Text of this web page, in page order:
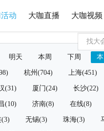
动 大咖直播 大咖视频
明天 本周 下周
杭州(704) 上海(451)
(31) 厦门(24) 长沙(22)
(10) 济南(8) 在线(8)
(3) 无锡(3) 珠海(3)